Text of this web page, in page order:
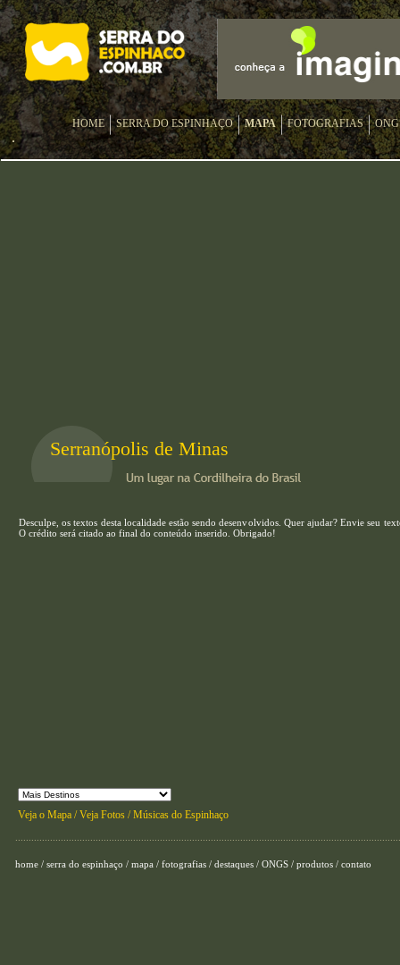
HOME SERRA DO ESPINHAÇO MAPA FOTOGRAFIAS
Serranópolis de Minas
Desculpe, os textos desta localidade estão sendo desenvolvidos. Quer ajudar? Envie seu
O crédito será citado ao final do conteúdo inserido. Obrigado!
Veja o Mapa /Veja Fotos /Músicas do Espinhaço
home / serra do espinhaço / mapa / fotografias / destaques / ONGS / produtos / contato